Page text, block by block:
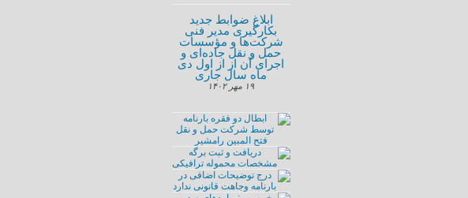
ابلاغ ضوابط جدید
بکارگیری مدیر فنی
شرکت‌ها و مؤسسات
حمل و نقل جاده‌ای و
اجرای آن از از اول دی
ماه سال جاری
۱۹ مهر ۱۴۰۲